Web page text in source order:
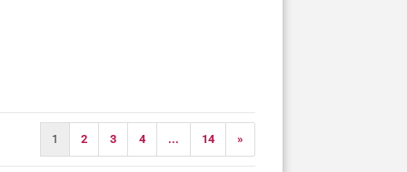
1 2 3 4 ... 14 »